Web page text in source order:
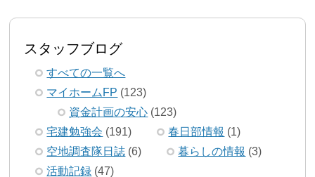
スタッフブログ
すべての一覧へ
マイホームFP (123)
資金計画の安心 (123)
宅建勉強会 (191) 春日部情報 (1)
空地調査隊日誌 (6) 暮らしの情報 (3)
活動記録 (47)